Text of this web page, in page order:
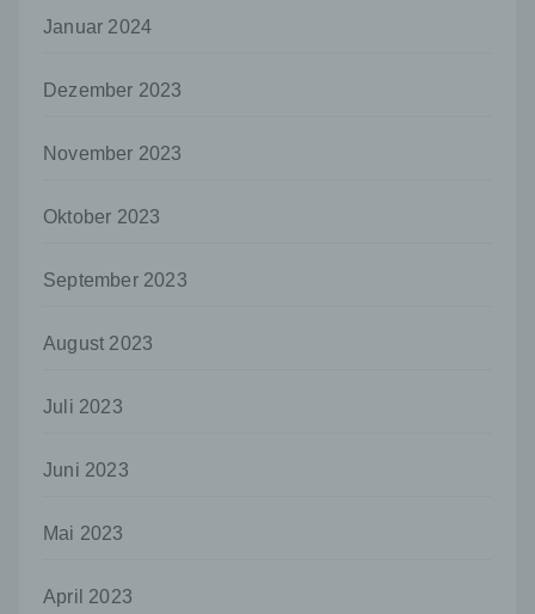
Januar 2024
Dezember 2023
November 2023
Oktober 2023
September 2023
August 2023
Juli 2023
Juni 2023
Mai 2023
April 2023
Informationen gesondert aufbewahrt werden
dass die personenbezogenen Daten nicht
juristische Person, Behörde, Einrichtung
gemeinsam mit anderen über die Zwecke
und Mittel der Verarbeitung von
Sind die Zwecke und Mittel dieser
so kann der Verantwortliche
Kriterien seiner Benennung nach dem
Unionsrecht oder dem Recht der